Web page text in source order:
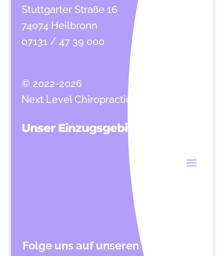
Stuttgarter Straße 16
74074 Heilbronn
07131 / 47 39 000
© 2022-2026
Next Level Chiropractic
Unser Einzugsgebiet
Folge uns auf unseren